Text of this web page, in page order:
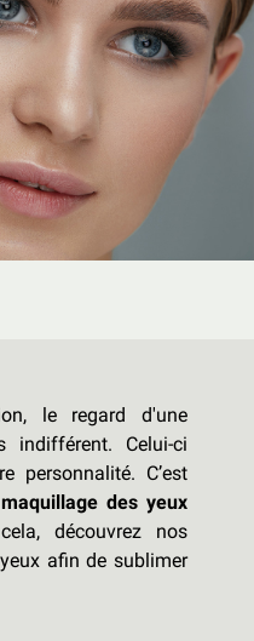
le regard d'une
indifférent. Celui-ci
personnalité. C’est
maquillage des yeux
découvrez nos
afin de sublimer